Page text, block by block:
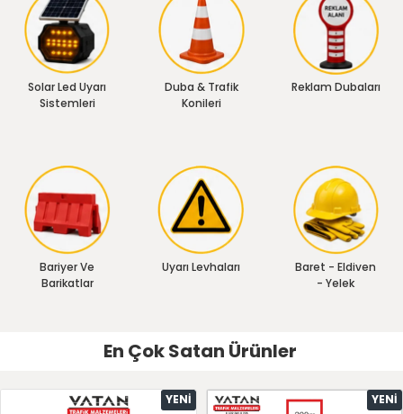
Solar Led Uyarı
Sistemleri
Duba & Trafik
Konileri
Reklam Dubaları
Bariyer Ve
Barikatlar
Uyarı Levhaları
Baret - Eldiven
- Yelek
En Çok Satan Ürünler
YENI YENI